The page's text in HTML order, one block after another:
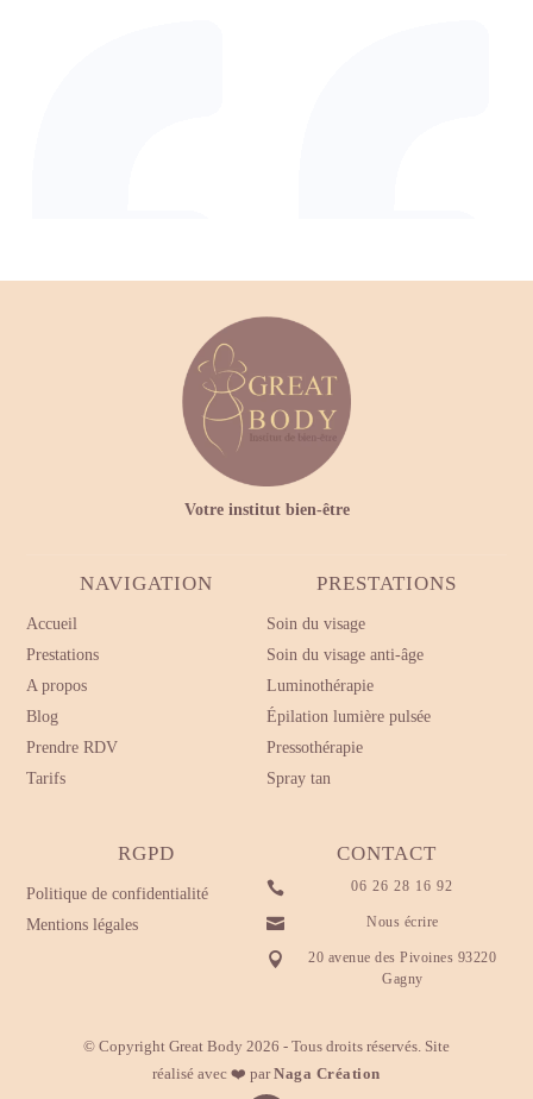
Votre institut bien-être
NAVIGATION
Accueil
Prestations
A propos
Blog
Prendre RDV
Tarifs
PRESTATIONS
Soin du visage
Soin du visage anti-âge
Luminothérapie
Épilation lumière pulsée
Pressothérapie
Spray tan
RGPD
Politique de confidentialité
Mentions légales
CONTACT
 06 26 28 16 92
 Nous écrire

20 avenue des Pivoines 93220
Gagny
© Copyright Great Body 2026 - Tous droits réservés. Site
réalisé avec ❤️ parNaga Création